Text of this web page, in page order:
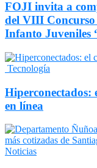
FOJI invita a
del VIII Concurso
Infanto Juveniles
Tecnología
Hiperconectados:
en línea
Noticias